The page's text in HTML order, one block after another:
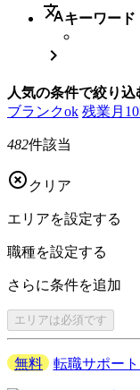
translateキーワード

人気の条件で絞り込
ブランクok 残業月
482件該当
 クリア
エリアを設定する
職種を設定する
さらに条件を追加
エリアは必須です
無料 転職サポー